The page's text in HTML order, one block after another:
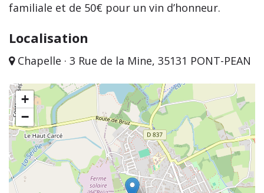
familiale et de 50€ pour un vin d’honneur.
Localisation
Chapelle · 3 Rue de la Mine, 35131 PONT-PEAN
+
−